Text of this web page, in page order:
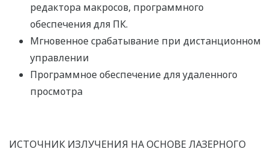
редактора макросов, программного
обеспечения для ПК.
Мгновенное срабатывание при дистанционном
управлении
Программное обеспечение для удаленного
просмотра
ИСТОЧНИК ИЗЛУЧЕНИЯ НА ОСНОВЕ ЛАЗЕРНОГО